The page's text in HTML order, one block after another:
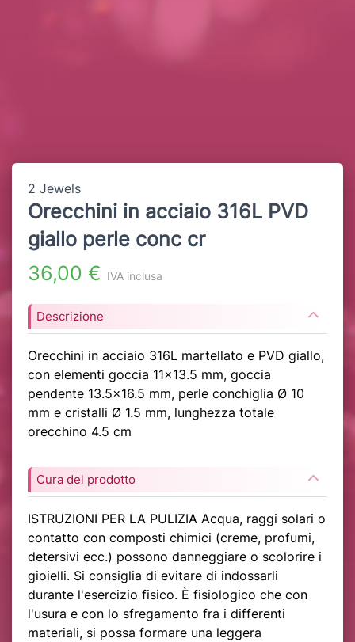
2 Jewels
Orecchini in acciaio 316L PVD
giallo perle conc cr
36,00 € IVA inclusa
Descrizione
Orecchini in acciaio 316L martellato e PVD giallo,
con elementi goccia 11x13.5 mm, goccia
pendente 13.5x16.5 mm, perle conchiglia Ø 10
mm e cristalli Ø 1.5 mm, lunghezza totale
orecchino 4.5 cm
Cura del prodotto
ISTRUZIONI PER LA PULIZIA Acqua, raggi solari o
contatto con composti chimici (creme, profumi,
detersivi ecc.) possono danneggiare o scolorire i
gioielli. Si consiglia di evitare di indossarli
durante l'esercizio fisico. È fisiologico che con
l'usura e con lo sfregamento fra i differenti
materiali, si possa formare una leggera